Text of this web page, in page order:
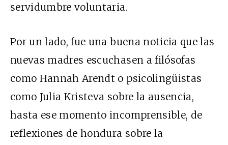
servidumbre voluntaria.
Por un lado, fue una buena noticia que las
nuevas madres escuchasen a filósofas
como Hannah Arendt o psicolingüistas
como Julia Kristeva sobre la ausencia,
hasta ese momento incomprensible, de
reflexiones de hondura sobre la